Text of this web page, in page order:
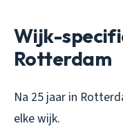
Wijk-
Rotterdam
Na 25 jaar in
elke wijk.